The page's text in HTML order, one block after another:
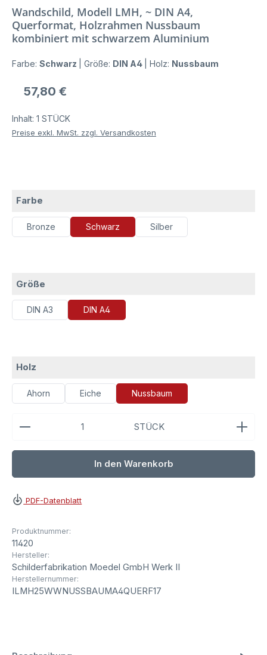
Wandschild, Modell LMH, ~ DIN A4,
Querformat, Holzrahmen Nussbaum
kombiniert mit schwarzem Aluminium
Farbe: Schwarz Größe: DIN A4 Holz: Nussbaum
Regulärer Preis:
57,80 €
Inhalt: 1 STÜCK
Preise exkl. MwSt. zzgl. Versandkosten
Farbe
Bronze Schwarz Silber
Größe
DIN A3 DIN A4
Holz
Ahorn Eiche Nussbaum
Produkt Anzahl: Gib den gewünschten Wert ein
STÜCK
In den Warenkorb
PDF-Datenblatt
Produktnummer:
11420
Hersteller:
Schilderfabrikation Moedel GmbH Werk II
Herstellernummer:
ILMH25WWNUSSBAUMA4QUERF17